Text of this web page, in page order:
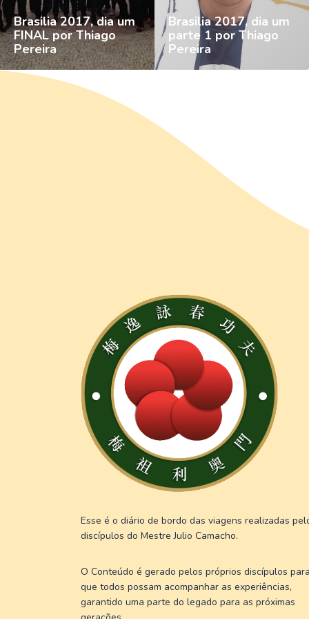
Brasilia 2017, dia um
FINAL por Thiago
Pereira
Brasilia 2017, dia um
parte 1 por Thiago
Pereira
Esse é o diário de bordo das viagens realizadas
discípulos do Mestre Julio Camacho.
O Conteúdo é gerado pelos próprios discípulos
que todos possam acompanhar as experiências,
garantido uma parte do legado para as próximas